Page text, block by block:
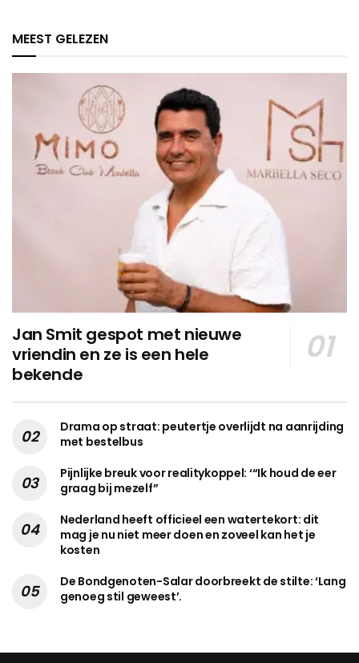
MEEST GELEZEN
Jan Smit gespot met nieuwe
vriendin en ze is een hele
bekende
Drama op straat: peutertje overlijdt na aanrijding
met bestelbus
Pijnlijke breuk voor realitykoppel: ‘“Ik houd de eer
graag bij mezelf”
Nederland heeft officieel een watertekort: dit
mag je nu niet meer doen en zoveel kan het je
kosten
De Bondgenoten-Salar doorbreekt de stilte: ‘Lang
genoeg stil geweest’.